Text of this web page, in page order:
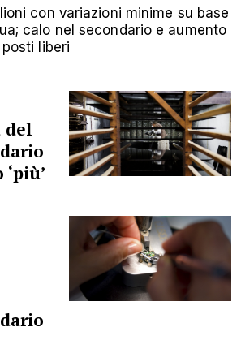
con variazioni minime su base
calo nel secondario e aumento
liberi
del